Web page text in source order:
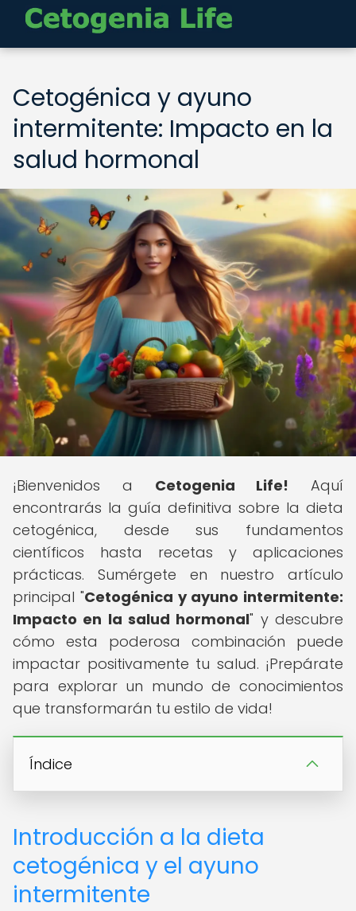
Cetogénica y ayuno
intermitente: Impacto en la
salud hormonal
¡Bienvenidos a Cetogenia Life! Aquí
encontrarás la guía definitiva sobre la dieta
cetogénica, desde sus fundamentos
científicos hasta recetas y aplicaciones
prácticas. Sumérgete en nuestro artículo
principal "Cetogénica y ayuno intermitente:
Impacto en la salud hormonal" y descubre
cómo esta poderosa combinación puede
impactar positivamente tu salud. ¡Prepárate
para explorar un mundo de conocimientos
que transformarán tu estilo de vida!
Índice
Introducción a la dieta
cetogénica y el ayuno
intermitente